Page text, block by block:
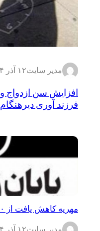
مدیر سایت۱۲ آذر ۱۴۰۴
فرزند آوری دیرهنگام
مهریه کاهش یافت از ۱۱۰ به ۱۴ سکه